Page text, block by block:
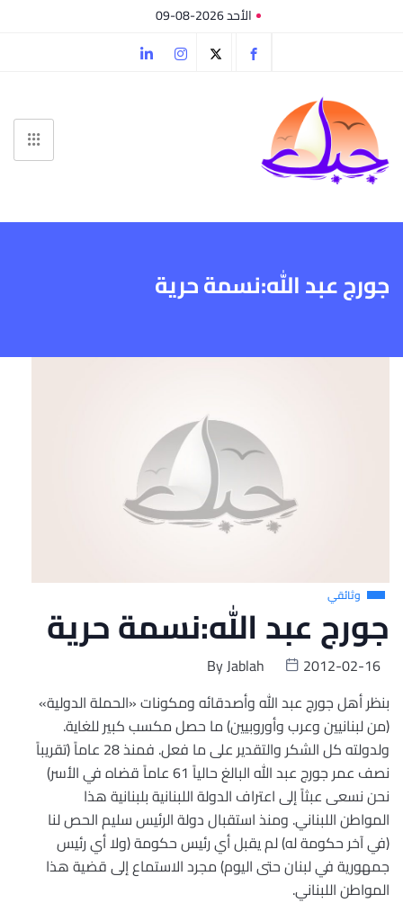
الأحد 2026-08-09
جورج عبد الله:نسمة حرية
وثائقي
جورج عبد الله:نسمة حرية
ByJablah
2012-02-16
بنظر أهل جورج عبد الله وأصدقائه ومكونات «الحملة الدولية»
(من لبنانيين وعرب وأوروبيين) ما حصل مكسب كبير للغاية.
ولدولته كل الشكر والتقدير على ما فعل. فمنذ 28 عاماً (تقريباً
نصف عمر جورج عبد الله البالغ حالياً 61 عاماً قضاه في الأسر)
نحن نسعى عبثاً إلى اعتراف الدولة اللبنانية بلبنانية هذا
المواطن اللبناني. ومنذ استقبال دولة الرئيس سليم الحص لنا
(في آخر حكومة له) لم يقبل أي رئيس حكومة (ولا أي رئيس
جمهورية في لبنان حتى اليوم) مجرد الاستماع إلى قضية هذا
المواطن اللبناني.